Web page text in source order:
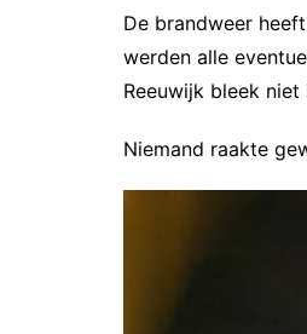
De brandweer
werden alle
Reeuwijk bleek
Niemand raakte